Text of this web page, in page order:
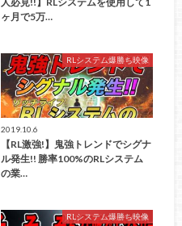
ヶ月で5万…
RLシステム爆勝ち映像
2019.10.6
【RL激強!】鬼強トレンドでシグナ
ル発生!! 勝率100%のRLシステム
の業…
RLシステム爆勝ち映像